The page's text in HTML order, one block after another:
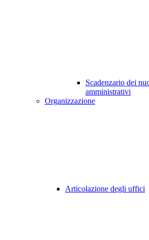
Scadenzario dei
amministrativi
Organizzazione
Articolazione degli uffici